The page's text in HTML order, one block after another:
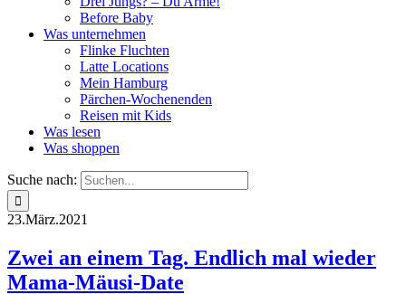
Before Baby
Was unternehmen
Flinke Fluchten
Latte Locations
Mein Hamburg
Pärchen-Wochenenden
Reisen mit Kids
Was lesen
Was shoppen
Suche nach:
23.März.2021
Zwei an einem Tag. Endlich mal wieder
Mama-Mäusi-Date